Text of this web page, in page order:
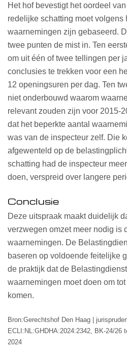
Het hof bevestigt het oordeel
redelijke schatting moet volgens
waarnemingen zijn gebaseerd.
twee punten de mist in. Ten
om uit één of twee tellingen per
conclusies te trekken voor een
12 openingsuren per dag. Ten
niet onderbouwd waarom
relevant zouden zijn voor 2015-
dat het beperkte aantal
was van de inspecteur zelf. Die
afgewenteld op de
schatting had de inspecteur
doen, verspreid over langere
Conclusie
Deze uitspraak maakt duidelijk
verzwegen omzet meer nodig is
waarnemingen. De
baseren op voldoende feitelijke
de praktijk dat de
waarnemingen moet doen om
komen.
Bron:Gerechtshof Den Haag |
ECLI:NL:GHDHA:2024:2342, BK-24/26
2024